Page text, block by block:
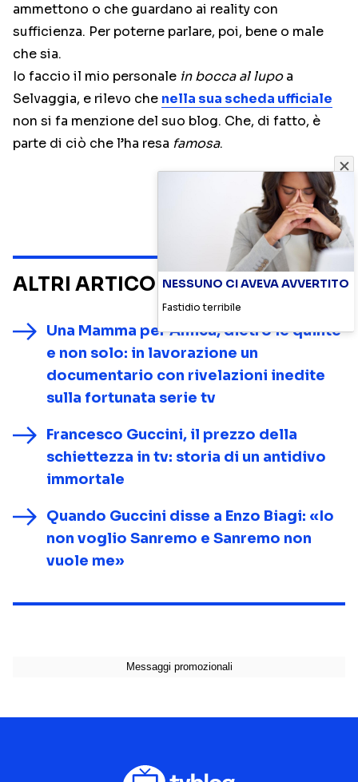
ammettono o che guardano ai reality con
sufficienza. Per poterne parlare, poi, bene o male
che sia.
Io faccio il mio personale in bocca al lupoa
Selvaggia, e rilevo che nella sua scheda ufficiale
non si fa menzione del suo blog. Che, di fatto, è
parte di ciò che l’ha resa famosa.
ALTRI ARTICOLI SUNOTIZIE
Una Mamma per Amica, dietro le quinte
e non solo: in lavorazione un
documentario con rivelazioni inedite
sulla fortunata serie tv
Francesco Guccini, il prezzo della
schiettezza in tv: storia di un antidivo
immortale
Quando Guccini disse a Enzo Biagi: «Io
non voglio Sanremo e Sanremo non
vuole me»
NESSUNO CI AVEVA AVVERTITO
Fastidio terribile